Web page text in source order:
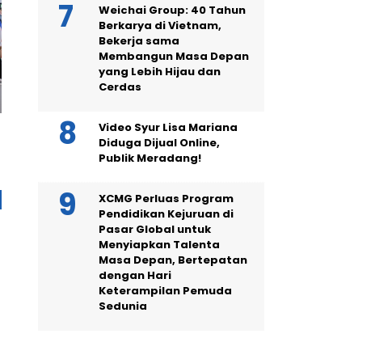
Weichai Group: 40 Tahun
Berkarya di Vietnam,
Bekerja sama
Membangun Masa Depan
yang Lebih Hijau dan
Cerdas
Video Syur Lisa Mariana
Diduga Dijual Online,
Publik Meradang!
XCMG Perluas Program
Pendidikan Kejuruan di
Pasar Global untuk
Menyiapkan Talenta
Masa Depan, Bertepatan
dengan Hari
Keterampilan Pemuda
Sedunia